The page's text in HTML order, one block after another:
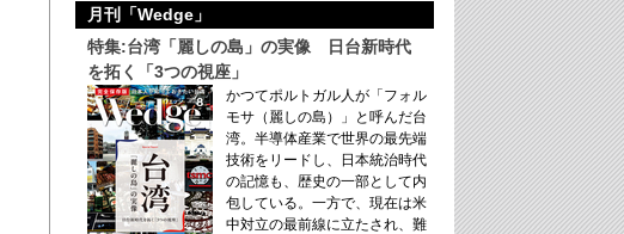
月刊「Wedge」
特集:台湾「麗しの島」の実像 日台新時代
を拓く「3つの視座」
かつてポルトガル人が「フォル
モサ（麗しの島）」と呼んだ台
湾。半導体産業で世界の最先端
技術をリードし、日本統治時代
の記憶も、歴史の一部として内
包している。一方で、現在は米
中対立の最前線に立たされ、難